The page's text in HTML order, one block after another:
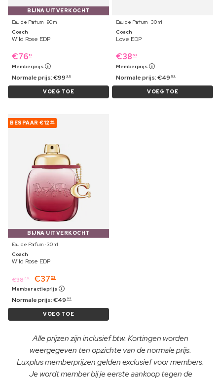
BIJNA UITVERKOCHT
Eau de Parfum ⋅ 90 ml
Coach
Wild Rose EDP
€7619
Memberprijs
Normale prijs:€99 99
VOEG TOE
Eau de Parfum ⋅ 30 ml
Coach
Love EDP
€38 69
Memberprijs
Normale prijs:€49 99
VOEG TOE
BESPAAR €12 46
BIJNA UITVERKOCHT
Eau de Parfum ⋅ 30 ml
Coach
Wild Rose EDP
€38 69 €37 53
Member actieprijs
Normale prijs:€49 99
VOEG TOE
Alle prijzen zijn inclusief btw. Kortingen worden
weergegeven ten opzichte van de normale prijs.
Luxplus memberprijzen gelden exclusief voor members.
Je wordt member bij je eerste aankoop tegen de